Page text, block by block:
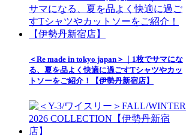
＜Re made in tokyo japan＞｜1枚でサマにな
る、夏を品よく快適に過ごすTシャツやカッ
トソーをご紹介！【伊勢丹新宿店】